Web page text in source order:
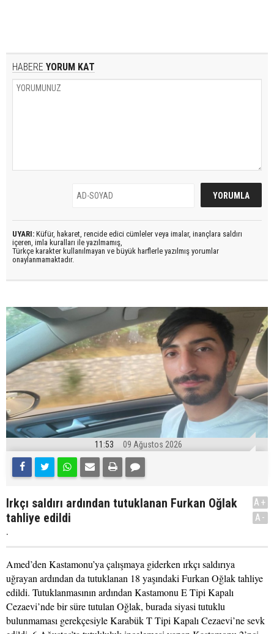
HABERE YORUM KAT
UYARI: Küfür, hakaret, rencide edici cümleler veya imalar, inançlara saldırı
içeren, imla kuralları ile yazılmamış,
Türkçe karakter kullanılmayan ve büyük harflerle yazılmış yorumlar
onaylanmamaktadır.
11:53 09 Ağustos 2026
Irkçı saldırı ardından tutuklanan Furkan Oğlak
tahliye edildi
.
A+
A-
Amed’den Kastamonu’ya çalışmaya giderken ırkçı saldırıya
uğrayan ardından da tutuklanan 18 yaşındaki Furkan Oğlak tahliye
edildi. Tutuklanmasının ardından Kastamonu E Tipi Kapalı
Cezaevi’nde bir süre tutulan Oğlak, burada siyasi tutuklu
bulunmaması gerekçesiyle Karabük T Tipi Kapalı Cezaevi’ne sevk